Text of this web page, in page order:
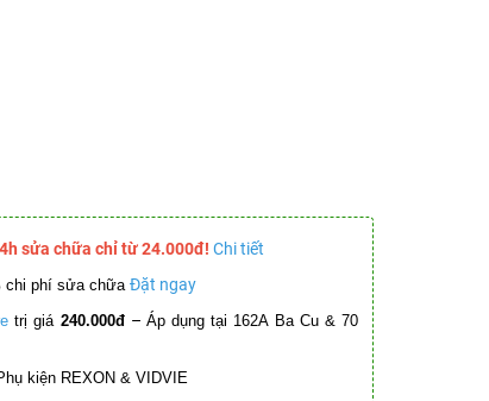
sửa chữa chỉ từ 24.000đ! Chi tiết
chi phí sửa chữa Đặt ngay
trị giá 240.000đ – Áp dụng tại 162A Ba Cu & 70
kiện REXON & VIDVIE